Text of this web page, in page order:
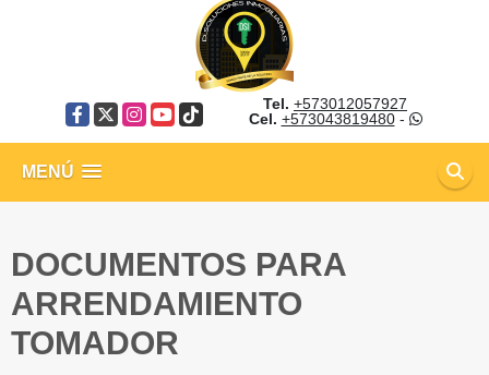
Facebook
X Instagram
YouTube
TikTok
Tel. +573012057927
Cel. +573043819480-
MENÚ
DOCUMENTOS PARA
ARRENDAMIENTO
TOMADOR